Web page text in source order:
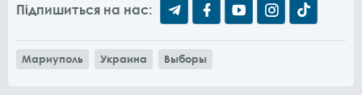
Підпишиться на нас:
Мариуполь Украина Выборы